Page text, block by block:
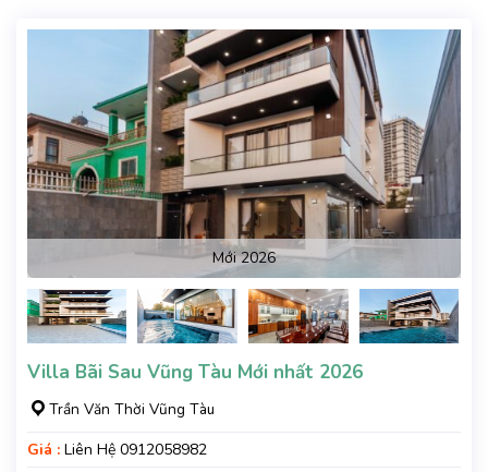
Mới 2026
Villa Bãi Sau Vũng Tàu Mới nhất 2026
Trần Văn Thời Vũng Tàu
Giá : Liên Hệ 0912058982